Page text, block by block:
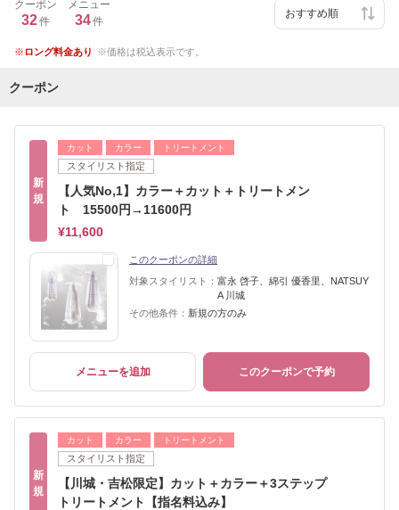
クーポン
32件
メニュー
34件
ロング料金あり 価格は税込表示です。
クーポン
新
規
カット カラー トリートメント
スタイリスト指定
【人気No,1】カラー＋カット＋トリートメン
ト 15500円→11600円
¥11,600
このクーポンの詳細
対象スタイリスト： 富永 啓子、綿引 優香里、NATSUY
A 川城
その他条件： 新規の方のみ
メニューを追加 このクーポンで予約
新
規
カット カラー トリートメント
スタイリスト指定
【川城・吉松限定】カット＋カラー＋3ステップ
トリートメント【指名料込み】